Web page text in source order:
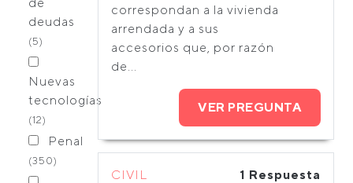
deudas
(5)
Nuevas
tecnologías
(12)
Penal
(350)
correspondan a la vivienda
arrendada y a sus
accesorios que, por razón
de...
VER PREGUNTA
CIVIL
1 Respuesta